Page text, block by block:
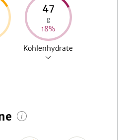
47
g
18%
Kohlenhydrate